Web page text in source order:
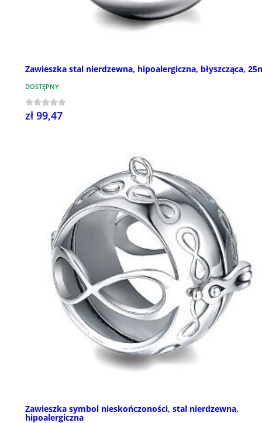
Zawieszka stal nierdzewna, hipoalergiczna, błyszcząca,
DOSTĘPNY
zł 99,47
Zawieszka symbol nieskończoności, stal nierdzewna,
hipoalergiczna